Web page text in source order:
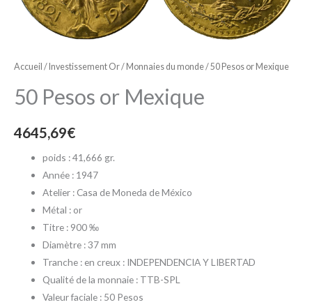
Accueil / Investissement Or/ Monnaies du monde/ 50 Pesos or Mexique
50 Pesos or Mexique
4645,69€
poids : 41,666 gr.
Année : 1947
Atelier : Casa de Moneda de México
Métal : or
Titre : 900 ‰
Diamètre : 37 mm
Tranche : en creux : INDEPENDENCIA Y LIBERTAD
Qualité de la monnaie : TTB-SPL
Valeur faciale : 50 Pesos